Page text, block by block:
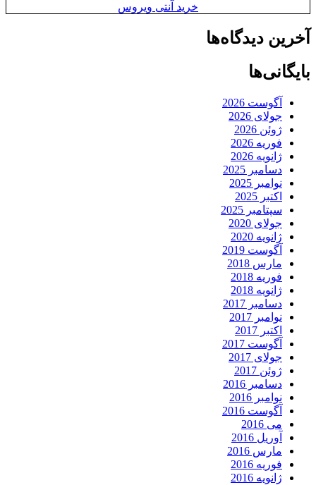
خرید آنتی ویروس
آخرین دیدگاه‌ها
بایگانی‌ها
آگوست 2026
جولای 2026
ژوئن 2026
فوریه 2026
ژانویه 2026
دسامبر 2025
نوامبر 2025
اکتبر 2025
سپتامبر 2025
جولای 2020
ژانویه 2020
آگوست 2019
مارس 2018
فوریه 2018
ژانویه 2018
دسامبر 2017
نوامبر 2017
اکتبر 2017
آگوست 2017
جولای 2017
ژوئن 2017
دسامبر 2016
نوامبر 2016
آگوست 2016
می 2016
آوریل 2016
مارس 2016
فوریه 2016
ژانویه 2016